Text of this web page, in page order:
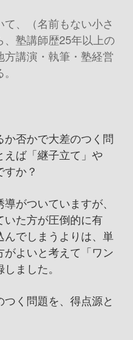
、（名前もない小さ
塾講師歴25年以上の
講演・執筆・塾経営
否かで大差のつく問
ば「継子立て」や
すか？
がついていますが、
いた方が圧倒的に有
でしまうよりは、単
よいと考えて「ワン
ました。
く問題を、得点源と